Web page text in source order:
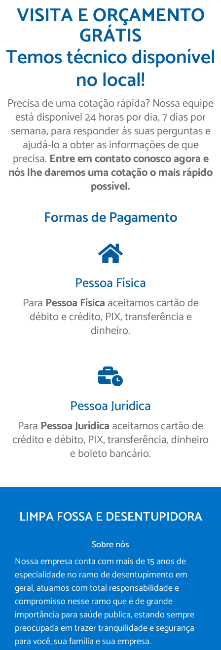
VISITA E ORÇAMENTO
GRÁTIS
Temos técnico disponível
no local!
Precisa de uma cotação rápida? Nossa equipe
está disponível 24 horas por dia, 7 dias por
semana, para responder às suas perguntas e
ajudá-lo a obter as informações de que
precisa. Entre em contato conosco agora e
nós lhe daremos uma cotação o mais rápido
possível.
Formas de Pagamento
Pessoa Física
Para Pessoa Físicaaceitamos cartão de
débito e crédito, PIX, transferência e
dinheiro.
Pessoa Jurídica
Para Pessoa Jurídicaaceitamos cartão de
crédito e débito, PIX, transferência, dinheiro
e boleto bancário.
LIMPA FOSSA E DESENTUPIDORA
Sobre nós
Nossa empresa conta com mais de 15 anos de
especialidade no ramo de desentupimento em
geral, atuamos com total responsabilidade e
compromisso nesse ramo que é de grande
importância para saúde publica, estando sempre
preocupada em trazer tranquilidade e segurança
para você, sua família e sua empresa.